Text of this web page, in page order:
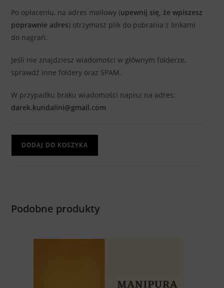
Po opłaceniu, na adres mailowy (upewnij się, że wpiszesz
poprawnie adres) otrzymasz plik do pobrania z linkami
do nagrań.
Jeśli nie znajdziesz wiadomości w głównym folderze,
sprawdź inne foldery oraz SPAM.
W przypadku braku wiadomości napisz na adres:
darek.kundalini@gmail.com
DODAJ DO KOSZYKA
Podobne produkty